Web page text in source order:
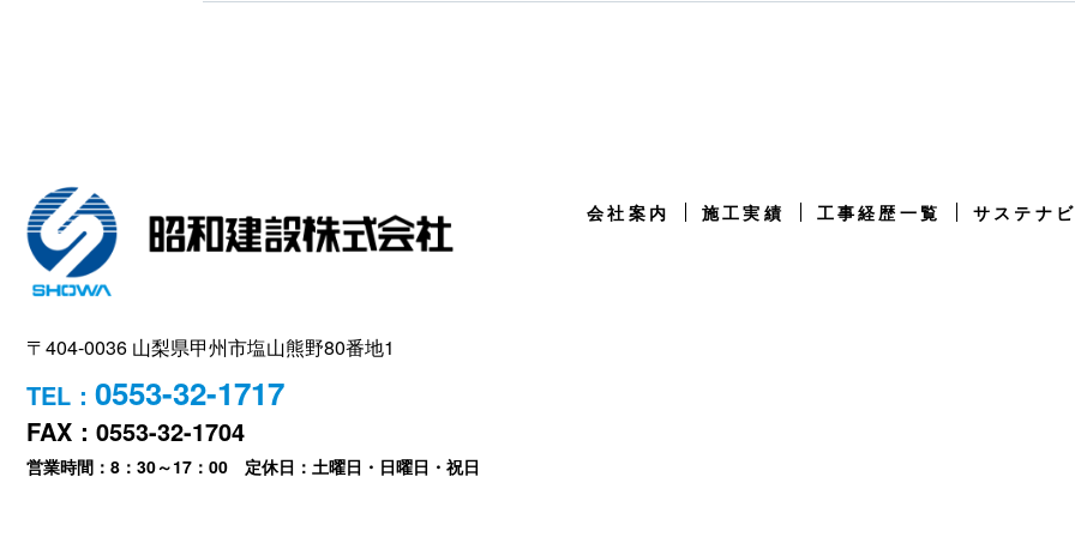
会社案内 施工実績 工事経歴一覧 サステナ
〒404-0036 山梨県甲州市塩山熊野80番地1
TEL： 0553-32-1717
FAX：0553-32-1704
営業時間：8：30～17：00 定休日：土曜日・日曜日・祝日